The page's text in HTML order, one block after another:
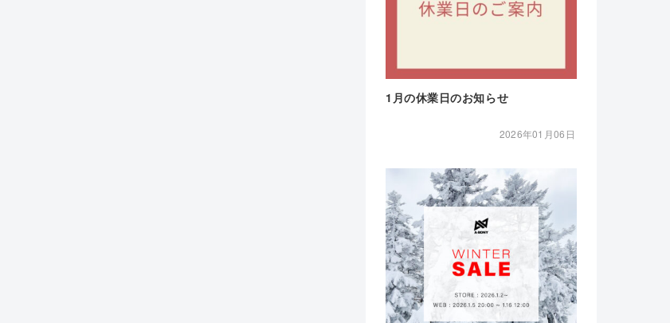
1月の休業日のお知らせ
2026年01月06日